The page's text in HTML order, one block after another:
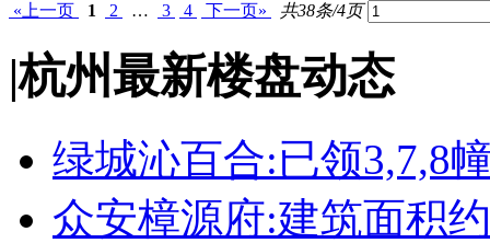
«上一页 1 2 … 3 4 下一页» 共38条/4页
|杭州最新楼盘动态
绿城沁百合:已领3,7,8
众安樟源府:建筑面积